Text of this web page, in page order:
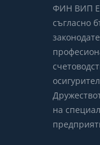
ФИН ВИП
съгласно
на